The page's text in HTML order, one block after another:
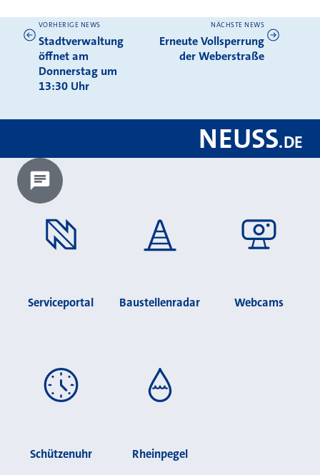
Weitere News
VORHERIGE NEWS
Stadtverwaltung
öffnet am
Donnerstag um
13:30 Uhr
NÄCHSTE NEWS
Erneute Vollsperrung
der Weberstraße
NEUSS.DE
Chatbot laden?
Serviceportal Baustellenradar Webcams
Schützenuhr Rheinpegel